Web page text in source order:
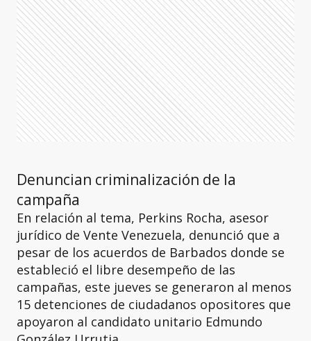
Denuncian criminalización de la
campaña
En relación al tema, Perkins Rocha, asesor
jurídico de Vente Venezuela, denunció que a
pesar de los acuerdos de Barbados donde se
estableció el libre desempeño de las
campañas, este jueves se generaron al menos
15 detenciones de ciudadanos opositores que
apoyaron al candidato unitario Edmundo